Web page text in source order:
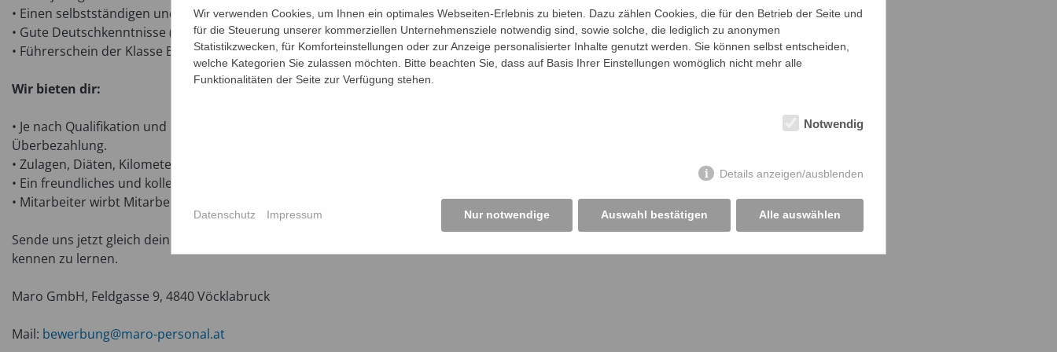
• Einen selbstständigen und qualitätsbewussten Arbeitsstil
• Gute Deutschkenntnisse (mindestens A2 Niveau)
• Führerschein der Klasse B und eigener PKW
Wir bieten dir:
• Je nach Qualifikation und Berufserfahrung, € 2.760.- brutto/Monat plus Zulagen und Diäten, sowie Bereitschaft zur
Überbezahlung.
• Zulagen, Diäten, Kilometergeld und freie Unterkunft.
• Ein freundliches und kollegiales Betriebsklima, in dem Teamarbeit und Zusammenhalt großgeschrieben wird.
• Mitarbeiter wirbt Mitarbeiter
Sende uns jetzt gleich deine aussagekräftigen Bewerbungsunterlagen mit Lebenslauf und Foto! Wir freuen uns schon darauf dich
kennen zu lernen.
Maro GmbH, Feldgasse 9, 4840 Vöcklabruck
Mail: bewerbung@maro-personal.at
Wir verwenden Cookies, um Ihnen ein optimales Webseiten-Erlebnis zu bieten. Dazu zählen Cookies, die für den Betrieb der Seite und
für die Steuerung unserer kommerziellen Unternehmensziele notwendig sind, sowie solche, die lediglich zu anonymen
Statistikzwecken, für Komforteinstellungen oder zur Anzeige personalisierter Inhalte genutzt werden. Sie können selbst entscheiden,
welche Kategorien Sie zulassen möchten. Bitte beachten Sie, dass auf Basis Ihrer Einstellungen womöglich nicht mehr alle
Funktionalitäten der Seite zur Verfügung stehen.
Notwendig
Details anzeigen/ausblenden
Nur notwendige Auswahl bestätigen Alle auswählen
Datenschutz Impressum